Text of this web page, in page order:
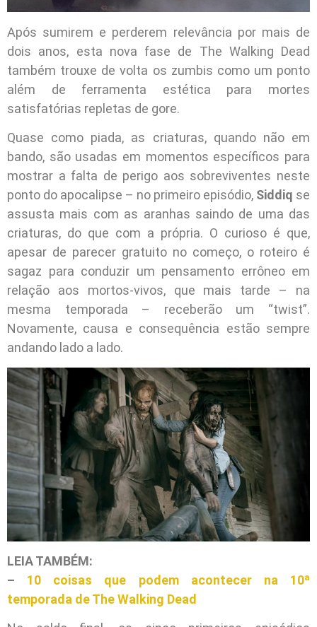
Após sumirem e perderem relevância por mais de
dois anos, esta nova fase de The Walking Dead
também trouxe de volta os zumbis como um ponto
além de ferramenta estética para mortes
satisfatórias repletas de gore.
Quase como piada, as criaturas, quando não em
bando, são usadas em momentos específicos para
mostrar a falta de perigo aos sobreviventes neste
ponto do apocalipse – no primeiro episódio, Siddiq se
assusta mais com as aranhas saindo de uma das
criaturas, do que com a própria. O curioso é que,
apesar de parecer gratuito no começo, o roteiro é
sagaz para conduzir um pensamento errôneo em
relação aos mortos-vivos, que mais tarde – na
mesma temporada – receberão um “twist”.
Novamente, causa e consequência estão sempre
andando lado a lado.
LEIA TAMBÉM:
– 10 coisas que podem acontecer na 10ª
temporada de The Walking Dead